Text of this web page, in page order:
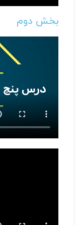
بخش دوم